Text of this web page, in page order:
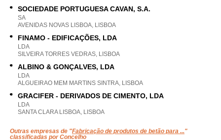
SOCIEDADE PORTUGUESA CAVAN, S.A.
SA
AVENIDAS NOVAS LISBOA, LISBOA
FINAMO - EDIFICAÇÕES, LDA
LDA
SILVEIRA TORRES VEDRAS, LISBOA
ALBINO & GONÇALVES, LDA
LDA
ALGUEIRAO MEM MARTINS SINTRA, LISBOA
GRACIFER - DERIVADOS DE CIMENTO, LDA
LDA
SANTA CLARA LISBOA, LISBOA
Outras empresas de "Fabricação de produtos de betão para ..."
classificadas por Concelho